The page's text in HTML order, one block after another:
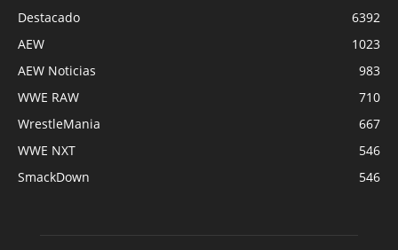
Destacado
6392
AEW
1023
AEW Noticias
983
WWE RAW
710
WrestleMania
667
WWE NXT
546
SmackDown
546